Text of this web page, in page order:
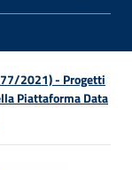
2021) - Progetti
Piattaforma Data